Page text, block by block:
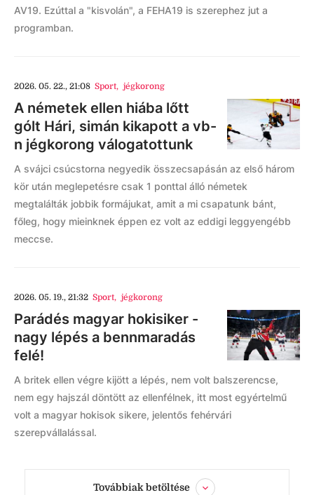
AV19. Ezúttal a "kisvolán", a FEHA19 is szerephez jut a
programban.
2026. 05. 22., 21:08 Sport, jégkorong
A németek ellen hiába lőtt
gólt Hári, simán kikapott a vb-
n jégkorong válogatottunk
A svájci csúcstorna negyedik összecsapásán az első három
kör után meglepetésre csak 1 ponttal álló németek
megtalálták jobbik formájukat, amit a mi csapatunk bánt,
főleg, hogy mieinknek éppen ez volt az eddigi leggyengébb
meccse.
2026. 05. 19., 21:32 Sport, jégkorong
Parádés magyar hokisiker -
nagy lépés a bennmaradás
felé!
A britek ellen végre kijött a lépés, nem volt balszerencse,
nem egy hajszál döntött az ellenfélnek, itt most egyértelmű
volt a magyar hokisok sikere, jelentős fehérvári
szerepvállalással.
Továbbiak betöltése